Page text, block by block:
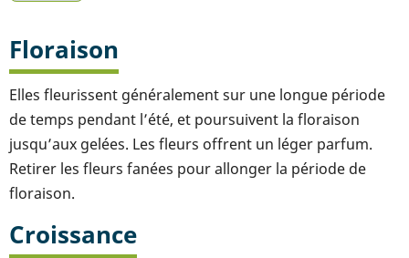
Floraison
Elles fleurissent généralement sur une longue période
de temps pendant l’été, et poursuivent la floraison
jusqu’aux gelées. Les fleurs offrent un léger parfum.
Retirer les fleurs fanées pour allonger la période de
floraison.
Croissance